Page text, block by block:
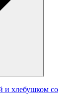
и хлебушком со